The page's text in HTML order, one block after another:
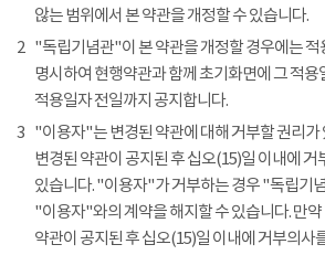
않는 범위에서 본 약관을 개정할 수 있습니다.
2 "독립기념관"이 본 약관을 개정할 경우에는 적
명시하여 현행약관과 함께 초기화면에 그 적용
적용일자 전일까지 공지합니다.
3 "이용자"는 변경된 약관에 대해 거부할 권리
변경된 약관이 공지된 후 십오(15)일 이내에 거
있습니다. "이용자"가 거부하는 경우 "독립기
"이용자"와의 계약을 해지할 수 있습니다. 만
약관이 공지된 후 십오(15)일 이내에 거부의사